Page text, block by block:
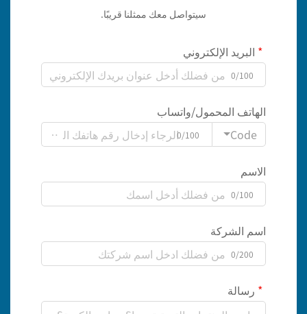
سيتواصل معك ممثلنا قريبًا.
البريد الإلكتروني
0/100
الهاتف المحمول/واتساب
Code
0/100
الاسم
0/100
اسم الشركة
0/200
رسالة